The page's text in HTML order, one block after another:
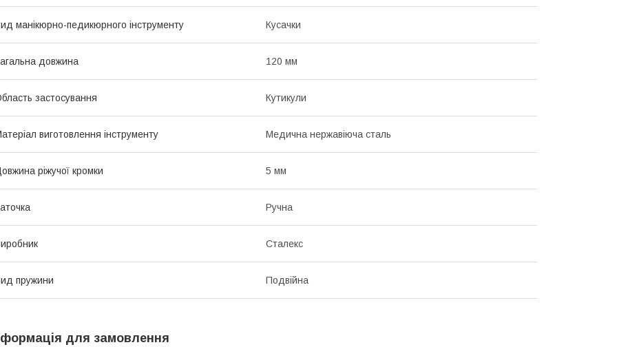
манікюрно-педикюрного інструменту Кусачки
довжина 120 мм
застосування Кутикули
виготовлення інструменту Медична нержавіюча сталь
ріжучої кромки 5 мм
Ручна
Сталекс
пружини Подвійна
для замовлення